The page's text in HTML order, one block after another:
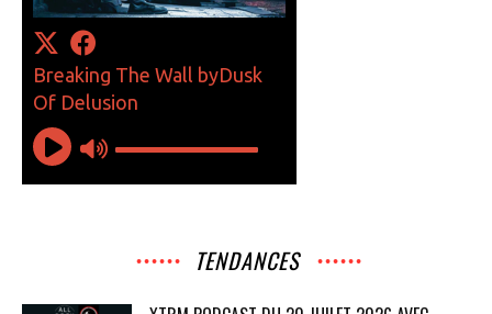
TENDANCES